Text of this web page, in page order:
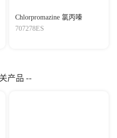
Chlorpromazine 氯丙嗪
707278ES
产品 --